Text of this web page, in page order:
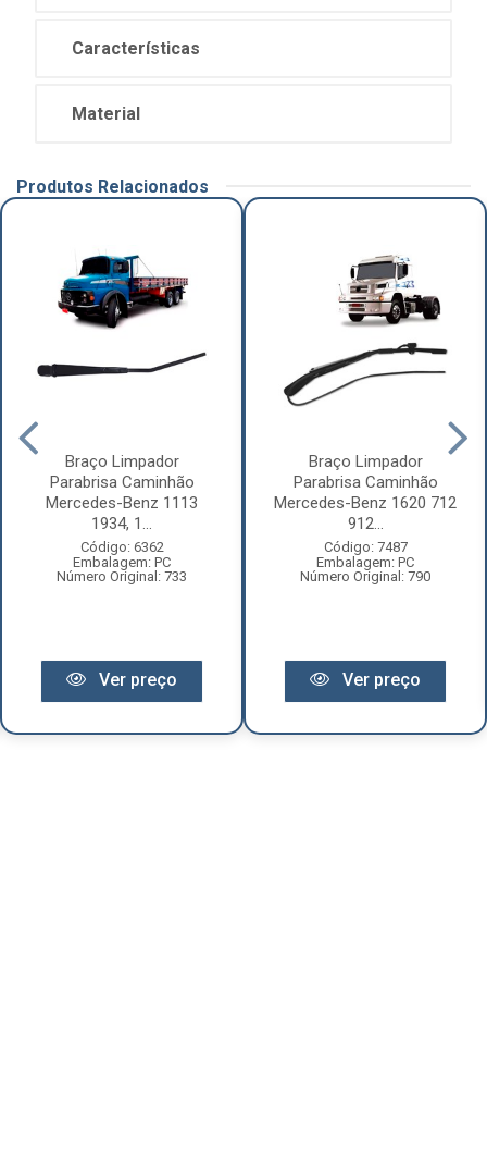
Características
Material
Produtos Relacionados
Braço Limpador
Parabrisa Caminhão
Mercedes-Benz 1113
1934, 1...
Código: 6362
Embalagem: PC
Número Original: 733
Ver preço
Braço Limpador
Parabrisa Caminhão
Mercedes-Benz 1620 712
912...
Código: 7487
Embalagem: PC
Número Original: 790
Ver preço